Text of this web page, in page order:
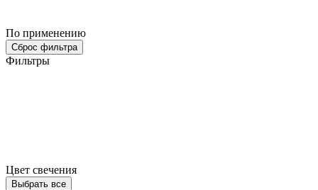
По применению
Сброс фильтра
Фильтры
Цвет свечения
Выбрать все